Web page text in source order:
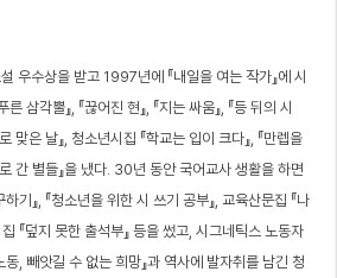
우수상을 받고 1997년에 『내일을 여는 작가』에 시
삼각뿔』, 『끊어진 현』, 『지는 싸움』, 『등 뒤의 시
맞은 날』, 청소년시집 『학교는 입이 크다』, 『만렙을
간 별들』을 냈다. 30년 동안 국어교사 생활을 하면
기』, 『청소년을 위한 시 쓰기 공부』, 교육산문집 『나
『덮지 못한 출석부』 등을 썼고, 시그네틱스 노동자
동, 빼앗길 수 없는 희망』과 역사에 발자취를 남긴 청